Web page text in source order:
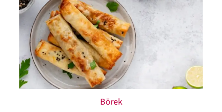
Börek